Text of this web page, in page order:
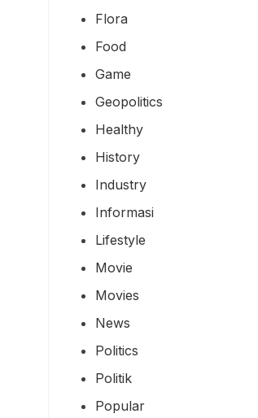
Flora
Food
Game
Geopolitics
Healthy
History
Industry
Informasi
Lifestyle
Movie
Movies
News
Politics
Politik
Popular